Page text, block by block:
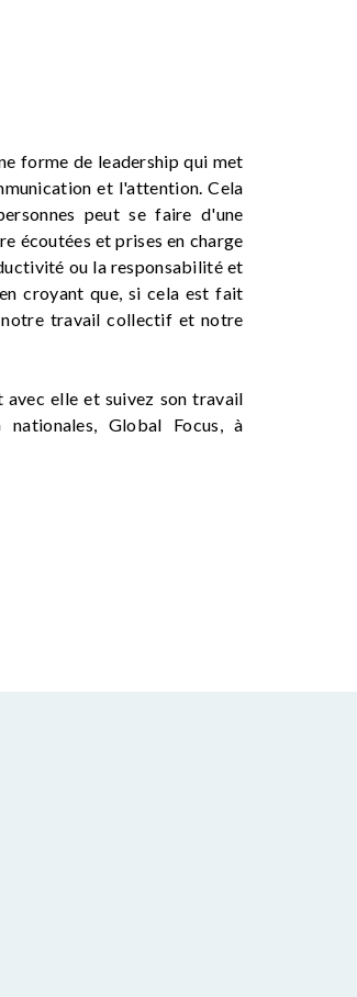
forme de leadership qui met
et l'attention. Cela
peut se faire d'une
écoutées et prises en charge
ou la responsabilité et
croyant que, si cela est fait
notre travail collectif et notre
avec elle et suivez son travail
Global Focus, à